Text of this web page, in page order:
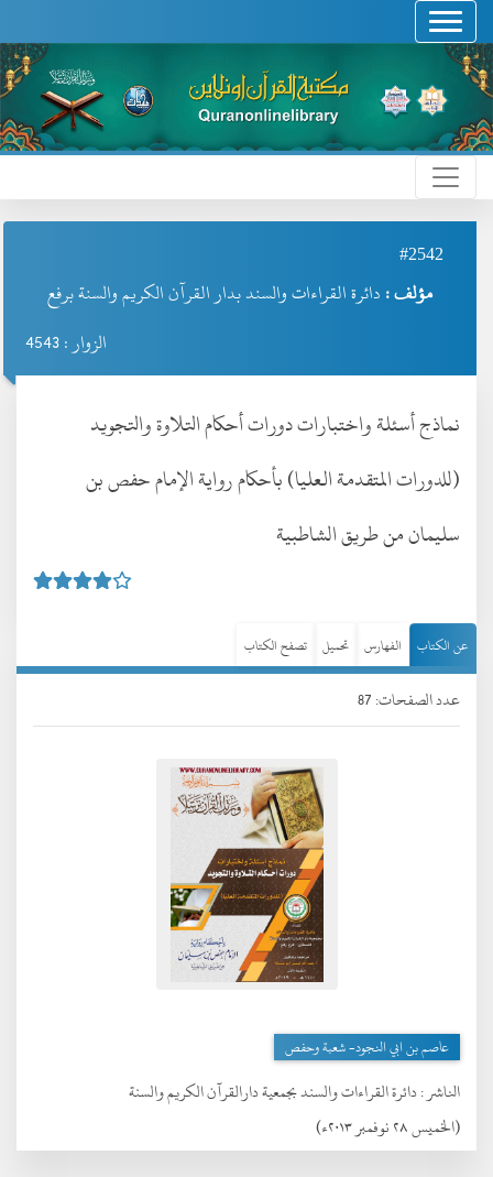
#2542
مؤلف : دائرة القراءات والسند بدار القرآن الكريم والسنة برفع
الزوار : 4543
نماذج أسئلة واختبارات دورات أحكام التلاوة والتجويد
(للدورات المتقدمة العليا) بأحكام رواية الإمام حفص بن
سليمان من طريق الشاطبية
عن الكتاب الفهارس تحميل تصفح الكتاب
عدد الصفحات: 87
(الخميس ٢٨ نوفمبر ٢٠١٣ء)
الناشر :دائرة القراءات والسند بجمعية دارالقرآن الكريم والسنة
عاصم بن ابي النجود- شعبة وحفص